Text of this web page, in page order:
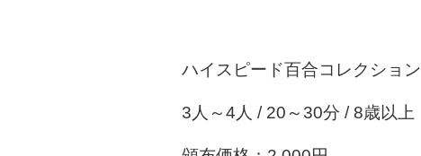
ハイスピード百合コレクション
3人～4人 / 20～30分 / 8歳以上